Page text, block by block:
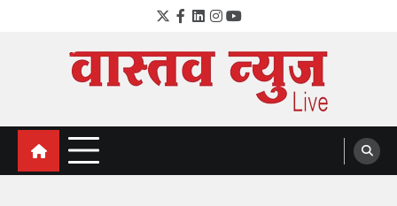
Twitter
Facebook
LinkedIn
Instagram
YouTube
VastavNEWSLive.com
a leading NEWS portal of Maharahstra